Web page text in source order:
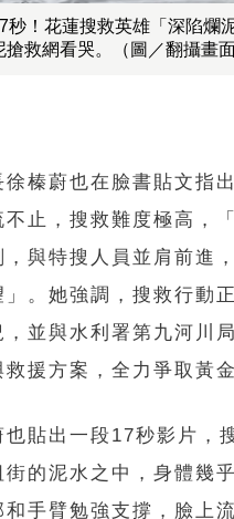
秒！花蓮搜救英雄「深陷
搶救網看哭。（圖／翻攝畫面
徐榛蔚也在臉書貼文指
不止，搜救難度極高，
，與特搜人員並肩前進
」。她強調，搜救行動
，並與水利署第九河川
救援方案，全力爭取黃
也貼出一段17秒影片，
的泥水之中，身體幾
和手臂勉強支撐，臉上